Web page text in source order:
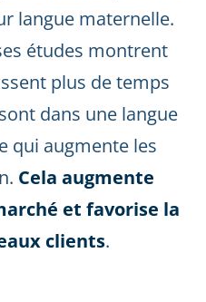
langue maternelle.
études montrent
plus de temps
dans une langue
qui augmente les
Cela augmente
et favorise la
clients.